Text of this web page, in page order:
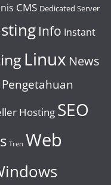
CMS Dedicated Server
Info Instant
Linux News
Pengetahuan
Hosting SEO
Tren Web